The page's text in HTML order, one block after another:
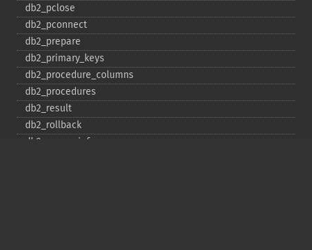
db2_​pclose
db2_​pconnect
db2_​prepare
db2_​primary_​keys
db2_​procedure_​columns
db2_​procedures
db2_​result
db2_​rollback
db2_​server_​info